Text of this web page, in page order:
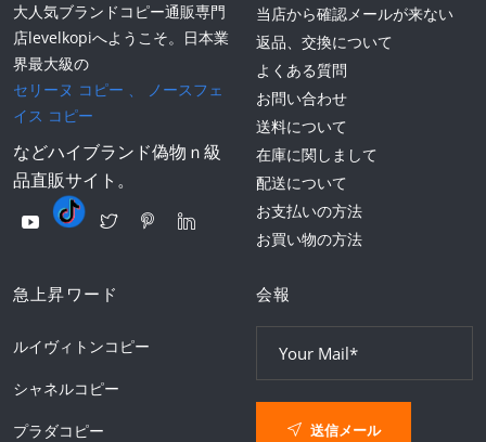
大人気ブランドコピー通販専門
店levelkopiへようこそ。日本業
界最大級の
セリーヌ コピー 、
ノースフェ
イス コピー
などハイブランド偽物ｎ級
品直販サイト。
当店から確認メールが来ない
返品、交換について
よくある質問
お問い合わせ
送料について
在庫に関しまして
配送について
お支払いの方法
お買い物の方法
急上昇ワード
ルイヴィトンコピー
シャネルコピー
プラダコピー
会報
送信メール